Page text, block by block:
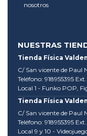
nosotros
NUESTRAS
Tienda Física
C/ San vicente de Paul
Teléfono: 918955395
Local 1 - Funko POP,
Tienda Física
C/ San vicente de Paul
Teléfono: 918955395 Ext.
Local 9 y 10 -